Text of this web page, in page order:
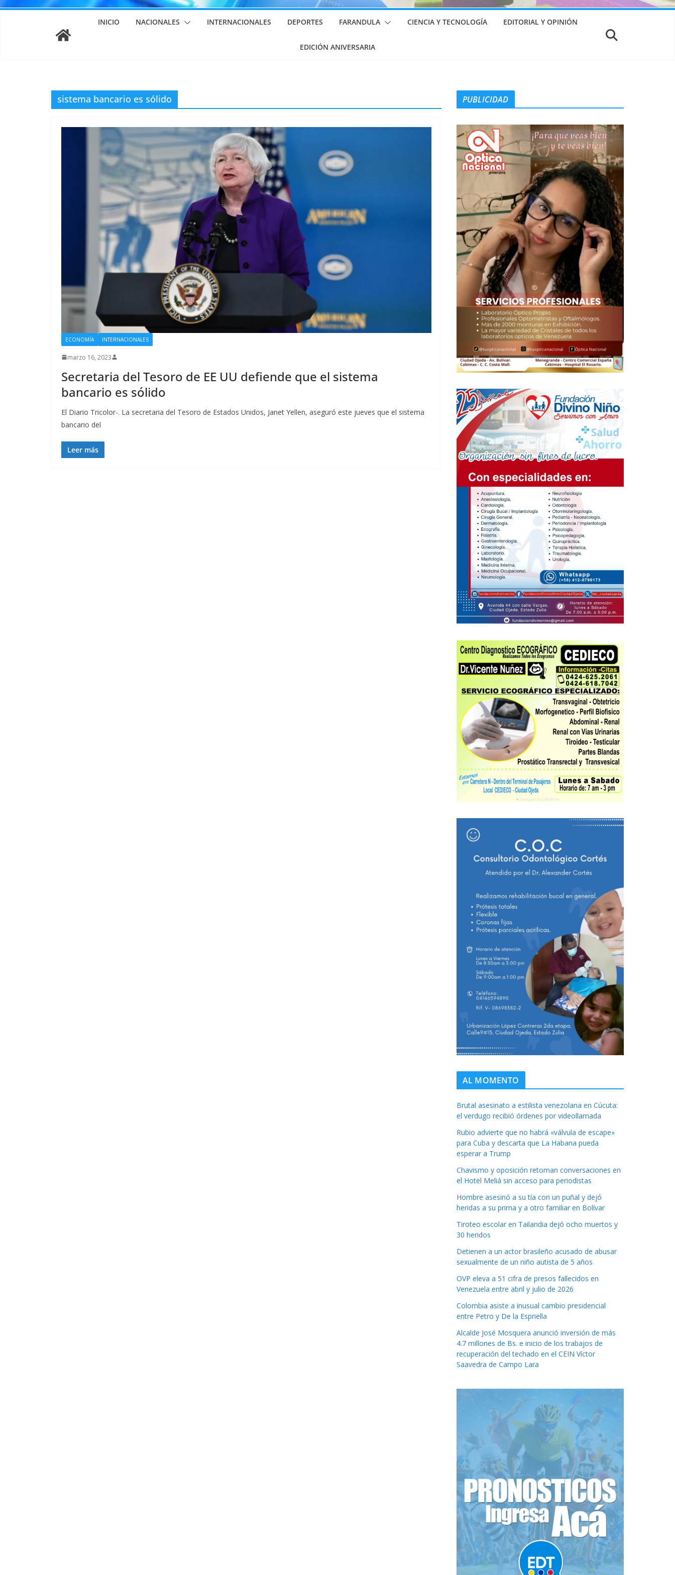
INICIO NACIONALES INTERNACIONALES DEPORTES FARANDULA CIENCIA Y TECNOLOGÍA EDITORIAL Y OPINIÓN
EDICIÓN ANIVERSARIA
sistema bancario es sólido
ECONOMÍA INTERNACIONALES
marzo 16, 2023
Secretaria del Tesoro de EE UU defiende que el sistema
bancario es sólido
El Diario Tricolor-. La secretaria del Tesoro de Estados Unidos, Janet Yellen, aseguró este jueves que el sistema
bancario del
Leer más
PUBLICIDAD
AL MOMENTO
Brutal asesinato a estilista venezolana en Cúcuta:
el verdugo recibió órdenes por videollamada
Rubio advierte que no habrá «válvula de escape»
para Cuba y descarta que La Habana pueda
esperar a Trump
Chavismo y oposición retoman conversaciones en
el Hotel Meliá sin acceso para periodistas
Hombre asesinó a su tía con un puñal y dejó
heridas a su prima y a otro familiar en Bolívar
Tiroteo escolar en Tailandia dejó ocho muertos y
30 heridos
Detienen a un actor brasileño acusado de abusar
sexualmente de un niño autista de 5 años
OVP eleva a 51 cifra de presos fallecidos en
Venezuela entre abril y julio de 2026
Colombia asiste a inusual cambio presidencial
entre Petro y De la Espriella
Alcalde José Mosquera anunció inversión de más
4.7 millones de Bs. e inicio de los trabajos de
recuperación del techado en el CEIN Víctor
Saavedra de Campo Lara